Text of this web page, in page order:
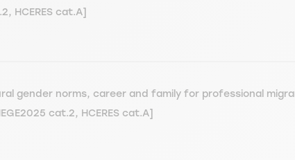
HCERES cat.A]
gender norms, career and family for professional
cat.2, HCERES cat.A]